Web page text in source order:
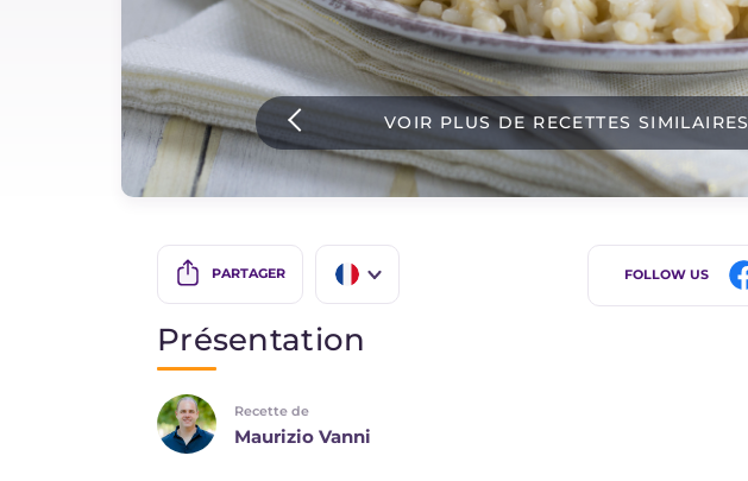
Instagram
YouTube VOIR PLUS DE RECETTES SIMILAIRES
PARTAGER FOLLOW US
Présentation
Recette de
Maurizio Vanni